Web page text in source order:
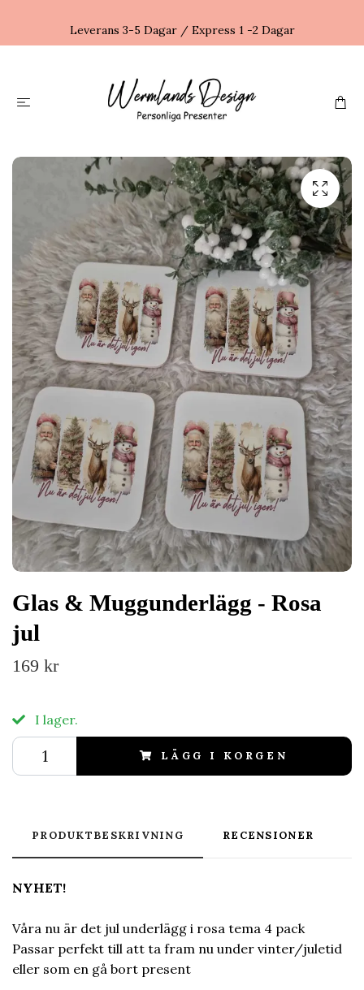
Leverans 3-5 Dagar / Express 1 -2 Dagar
Glas & Muggunderlägg - Rosa
jul
169 kr
I lager.
LÄGG I KORGEN
PRODUKTBESKRIVNING RECENSIONER
NYHET!
Våra nu är det jul underlägg i rosa tema 4 pack
Passar perfekt till att ta fram nu under vinter/juletid
eller som en gå bort present